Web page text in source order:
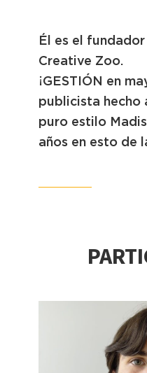
Él es el
Creative Zoo.
¡GESTIÓN en
publicista hecho
puro estilo
años en esto de